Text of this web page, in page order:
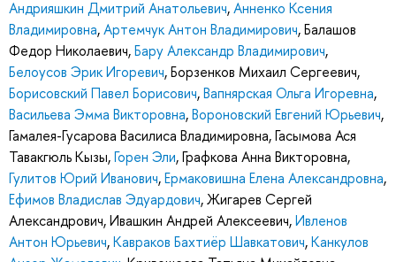
Андрияшкин Дмитрий Анатольевич,Анненко Ксения
Владимировна,Артемчук Антон Владимирович,Балашов
Федор Николаевич,Бару Александр Владимирович,
Белоусов Эрик Игоревич,Борзенков Михаил Сергеевич,
Борисовский Павел Борисович,Вапнярская Ольга Игоревна,
Васильева Эмма Викторовна,Вороновский Евгений Юрьевич,
Гамалея-Гусарова Василиса Владимировна,Гасымова Ася
Тавакгюль Кызы,Горен Эли,Графкова Анна Викторовна,
Гулитов Юрий Иванович,Ермаковишна Елена Александровна,
Ефимов Владислав Эдуардович,Жигарев Сергей
Александрович,Ивашкин Андрей Алексеевич,Ивленов
Антон Юрьевич,Кавраков Бахтиёр Шавкатович,Канкулов